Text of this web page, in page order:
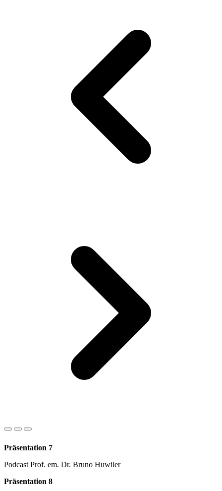
Präsentation 7
Podcast Prof. em. Dr. Bruno Huwiler
Präsentation 8